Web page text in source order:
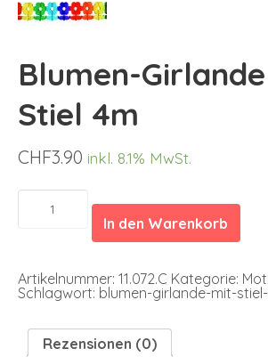
Blumen-
Stiel 4m
CHF3.90 inkl. 8.1% MwSt.
Blumen-
Girlande
mit
In den Warenkorb
Artikelnummer: 11.072.C Kategorie:
Schlagwort: blumen-girlande-mit-
Rezensionen (0)